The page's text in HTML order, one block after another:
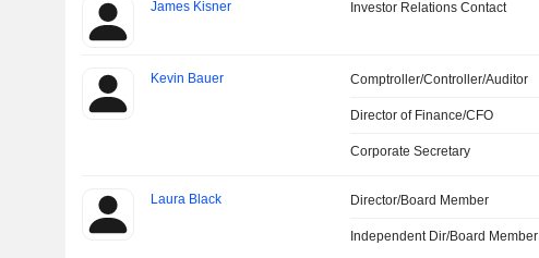
James Kisner Investor Relations Contact
Kevin Bauer Comptroller/Controller/Auditor
Director of Finance/CFO
Corporate Secretary
Laura Black Director/Board Member
Independent Dir/Board Member